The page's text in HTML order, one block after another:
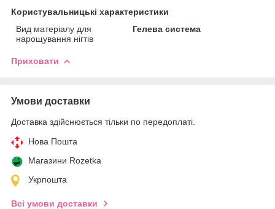
Користувальницькі характеристики
Вид матеріалу для
нарощування нігтів
Гелева система
Приховати
Умови доставки
Доставка здійснюється тільки по передоплаті.
Нова Пошта
Магазини Rozetka
Укрпошта
Всі умови доставки